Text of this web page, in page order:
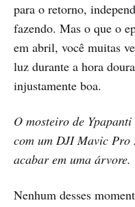
para o retorno,
fazendo. Mas o que o
em abril, você muitas
luz durante a hora
injustamente boa.
O mosteiro de
com um DJI Mavic Pro
acabar em uma árvore.
Nenhum desses